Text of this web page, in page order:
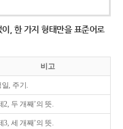
, 한 가지 형태만을 표준어로
비고
일, 주기.
2, 두 개째’의 뜻.
3, 세 개째’의 뜻.